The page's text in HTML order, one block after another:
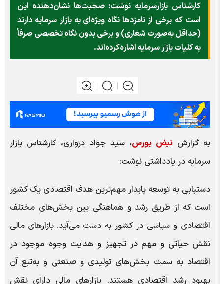
کارشناس بازارسرمایه نوشت: صحبت‌ها نشان‌دهنده این
است که برخی از نامزدها نگاه ویژه‌ای به بازار سرمایه‌ دارند
(حداقل به‌صورت شعاری) و برخی بدون نگاه تخصصی صرفاً
به کلیات بازار سرمایه اشاره‌کرده‌اند.
به گزارش نبض بورس، سید جواد درواری، کارشناس بازار
سرمایه در یادداشتی نوشت:
دستیابی به توسعه پایدار مهم‌ترین هدف اقتصادی یک کشور
است که از طریق رشد و هماهنگی بین بخش‌های مختلف
اقتصادی و سیاسی در کشور به دست می‌آید. بازارهای مالی
نقش حیاتی و مهم در تجهیز و هدایت وجوه موجود در
اقتصاد به سمت بخش‌های تولیدی و صنعتی و به‌تبع آن
بهبود رشد اقتصادی هستند. بازارهای مالی دارای نقش